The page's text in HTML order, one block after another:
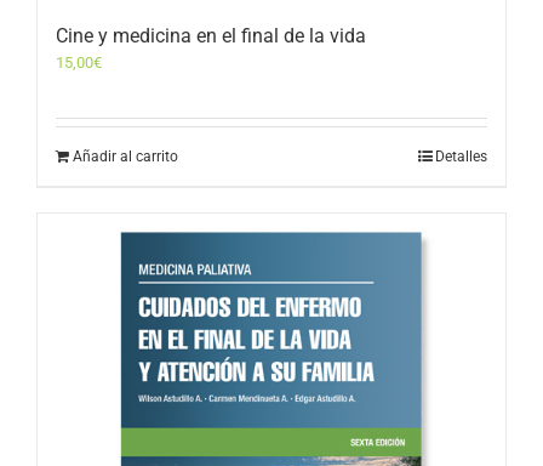
Cine y medicina en el final de la vida
15,00€
Añadir al carrito Detalles